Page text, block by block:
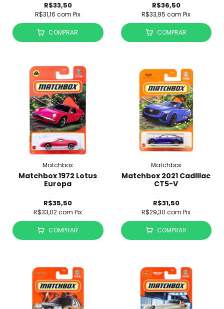
R$33,50
R$31,16com Pix
COMPRAR
R$36,50
R$33,95com Pix
COMPRAR
Matchbox
Matchbox 1972 Lotus
Europa
R$35,50
R$33,02com Pix
COMPRAR
Matchbox
Matchbox 2021 Cadillac
CT5-V
R$31,50
R$29,30com Pix
COMPRAR